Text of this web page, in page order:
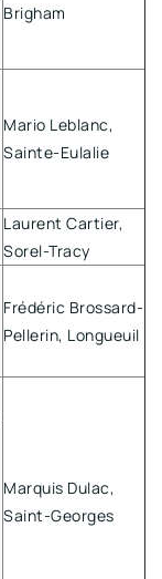
Brigham
Mario Leblanc,
Sainte-Eulalie
Laurent Cartier,
Sorel-Tracy
Frédéric Brossard-
Pellerin, Longueuil
Marquis Dulac,
Saint-Georges